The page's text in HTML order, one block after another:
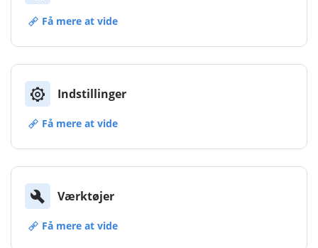
Få mere at vide
Indstillinger
Få mere at vide
Værktøjer
Få mere at vide